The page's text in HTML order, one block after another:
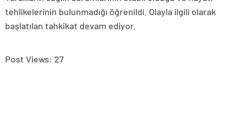
tehlikelerinin bulunmadığı öğrenildi. Olayla ilgili olarak
başlatılan tahkikat devam ediyor.
Post Views: 27